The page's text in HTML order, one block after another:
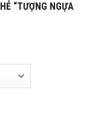
“TƯỢNG NGỰA